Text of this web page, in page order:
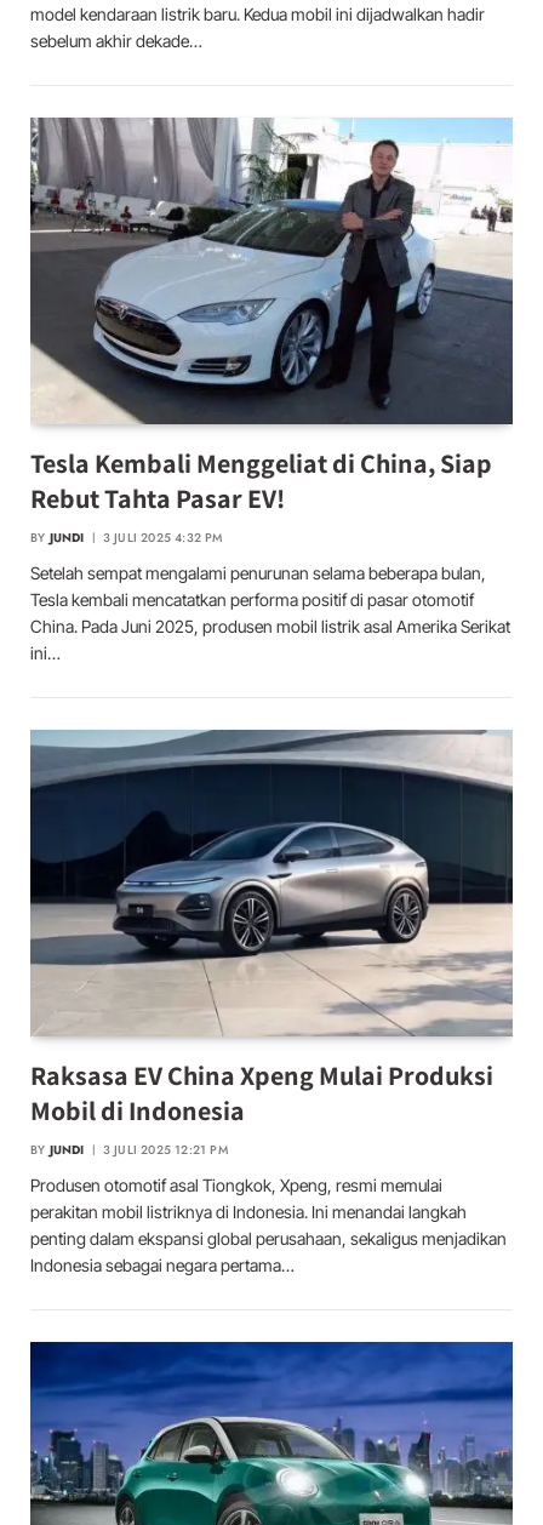
model kendaraan listrik baru. Kedua mobil ini dijadwalkan hadir
sebelum akhir dekade…
Tesla Kembali Menggeliat di China, Siap
Rebut Tahta Pasar EV!
BY JUNDI 3 JULI 2025 4:32 PM
Setelah sempat mengalami penurunan selama beberapa bulan,
Tesla kembali mencatatkan performa positif di pasar otomotif
China. Pada Juni 2025, produsen mobil listrik asal Amerika Serikat
ini…
Raksasa EV China Xpeng Mulai Produksi
Mobil di Indonesia
BY JUNDI 3 JULI 2025 12:21 PM
Produsen otomotif asal Tiongkok, Xpeng, resmi memulai
perakitan mobil listriknya di Indonesia. Ini menandai langkah
penting dalam ekspansi global perusahaan, sekaligus menjadikan
Indonesia sebagai negara pertama…